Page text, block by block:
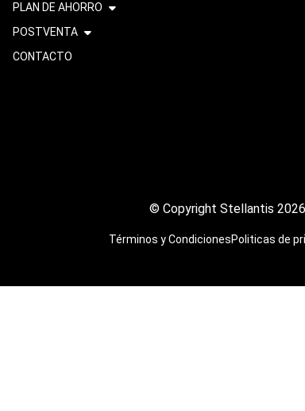
PLAN DE AHORRO
POSTVENTA
CONTACTO
© Copyright Stellantis 2026
Términos y CondicionesPoliticas de